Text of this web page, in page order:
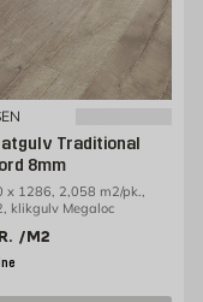
Traditional
8mm
x 1286, 2,058 m2/pk.,
klikgulv Megaloc
kr. /m2
/M2